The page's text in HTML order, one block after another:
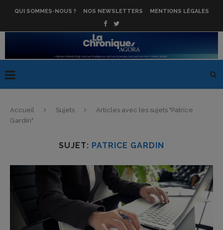
QUI SOMMES-NOUS ? NOS NEWSLETTERS MENTIONS LÉGALES
Accueil Sujets
Articles avec les sujets "Patrice
Gardin"
SUJET: PATRICE GARDIN